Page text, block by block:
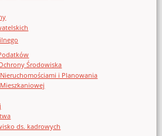
Środowiska
i Planowania
ds. kadrowych